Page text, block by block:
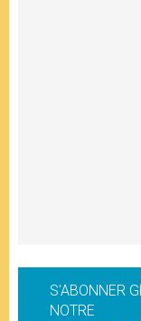
S'ABONNER
NOTRE